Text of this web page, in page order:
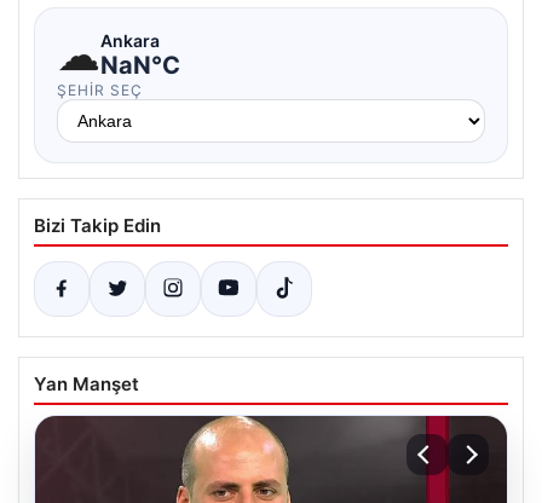
☁Ankara
NaN°C
ŞEHIR SEÇ
Bizi Takip Edin
Yan Manşet